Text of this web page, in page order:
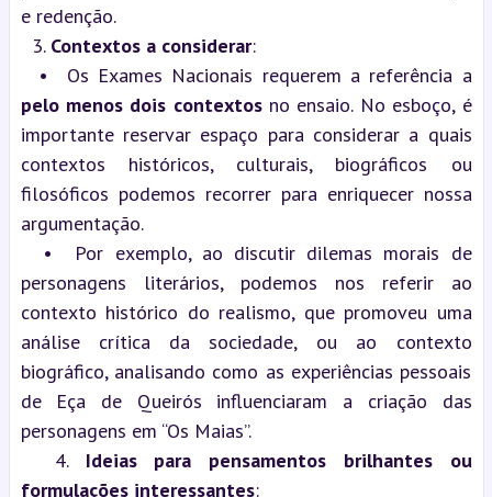
e redenção.
3. Contextos a considerar:
•  Os Exames Nacionais requerem a referência a
pelo menos dois contextos no ensaio. No esboço, é
importante reservar espaço para considerar a quais
contextos históricos, culturais, biográficos ou
filosóficos podemos recorrer para enriquecer nossa
argumentação.
•  Por exemplo, ao discutir dilemas morais de
personagens literários, podemos nos referir ao
contexto histórico do realismo, que promoveu uma
análise crítica da sociedade, ou ao contexto
biográfico, analisando como as experiências pessoais
de Eça de Queirós influenciaram a criação das
personagens em “Os Maias”.
4. Ideias para pensamentos brilhantes ou
formulações interessantes: